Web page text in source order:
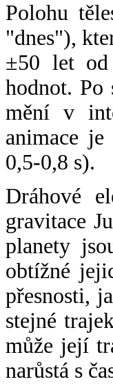
Polohu
"dnes"),
±50 let od
hodnot. Po
mění v
animace
0,5-0,8 s).
Dráhové
gravitace
planety
obtížné
přesnosti,
stejné
může její
narůstá s